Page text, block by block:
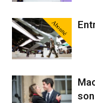
Abonné